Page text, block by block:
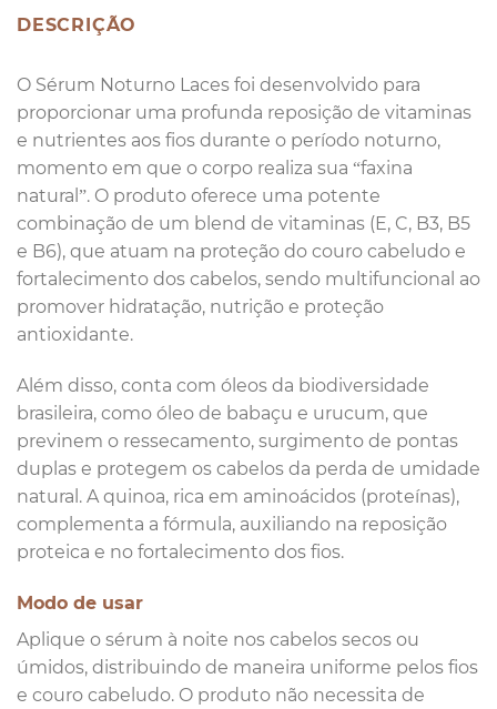
DESCRIÇÃO
O Sérum Noturno Laces foi desenvolvido para
proporcionar uma profunda reposição de vitaminas
e nutrientes aos fios durante o período noturno,
momento em que o corpo realiza sua “faxina
natural”. O produto oferece uma potente
combinação de um blend de vitaminas (E, C, B3, B5
e B6), que atuam na proteção do couro cabeludo e
fortalecimento dos cabelos, sendo multifuncional ao
promover hidratação, nutrição e proteção
antioxidante.
Além disso, conta com óleos da biodiversidade
brasileira, como óleo de babaçu e urucum, que
previnem o ressecamento, surgimento de pontas
duplas e protegem os cabelos da perda de umidade
natural. A quinoa, rica em aminoácidos (proteínas),
complementa a fórmula, auxiliando na reposição
proteica e no fortalecimento dos fios.
Modo de usar
Aplique o sérum à noite nos cabelos secos ou
úmidos, distribuindo de maneira uniforme pelos fios
e couro cabeludo. O produto não necessita de